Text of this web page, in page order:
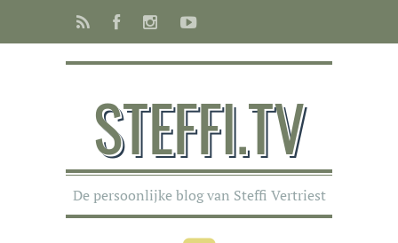
STEFFI.TV
De persoonlijke blog van Steffi Vertriest